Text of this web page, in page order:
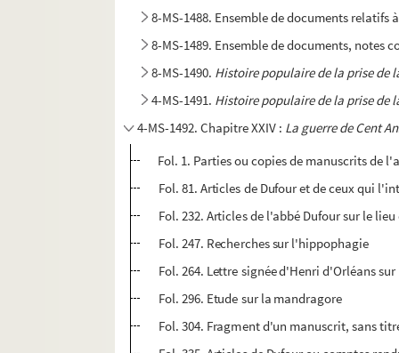
8-MS-1488. Ensemble de documents relatifs
8-MS-1489. Ensemble de documents, notes
8-MS-1490. Histoire populaire de la prise de
4-MS-1491. Histoire populaire de la prise de
4-MS-1492. Chapitre XXIV : La guerre de Cent
Fol. 1. Parties ou copies de manuscrits de
Fol. 81. Articles de Dufour et de ceux qui
Fol. 232. Articles de l'abbé Dufour sur le
Fol. 247. Recherches sur l'hippophagie
Fol. 264. Lettre signée d'Henri d'Orléans
Fol. 296. Etude sur la mandragore
Fol. 304. Fragment d'un manuscrit, sans